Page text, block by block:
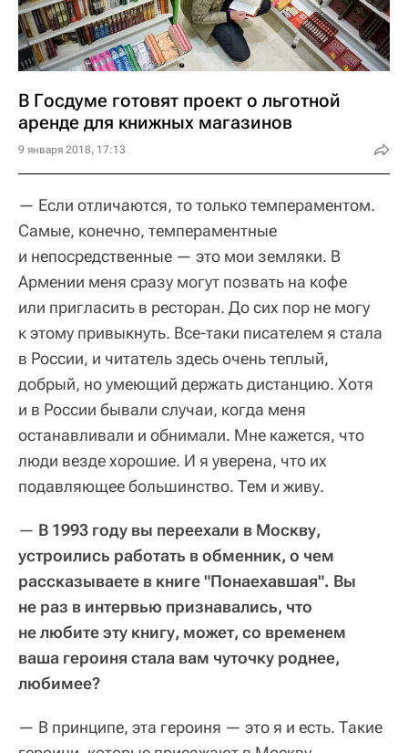
В Госдуме готовят проект о льготной
аренде для книжных магазинов
9 января 2018, 17:13
— Если отличаются, то только темпераментом.
Самые, конечно, темпераментные
и непосредственные — это мои земляки. В
Армении меня сразу могут позвать на кофе
или пригласить в ресторан. До сих пор не могу
к этому привыкнуть. Все-таки писателем я стала
в России, и читатель здесь очень теплый,
добрый, но умеющий держать дистанцию. Хотя
и в России бывали случаи, когда меня
останавливали и обнимали. Мне кажется, что
люди везде хорошие. И я уверена, что их
подавляющее большинство. Тем и живу.
— В 1993 году вы переехали в Москву,
устроились работать в обменник, о чем
рассказываете в книге "Понаехавшая". Вы
не раз в интервью признавались, что
не любите эту книгу, может, со временем
ваша героиня стала вам чуточку роднее,
любимее?
— В принципе, эта героиня — это я и есть. Такие